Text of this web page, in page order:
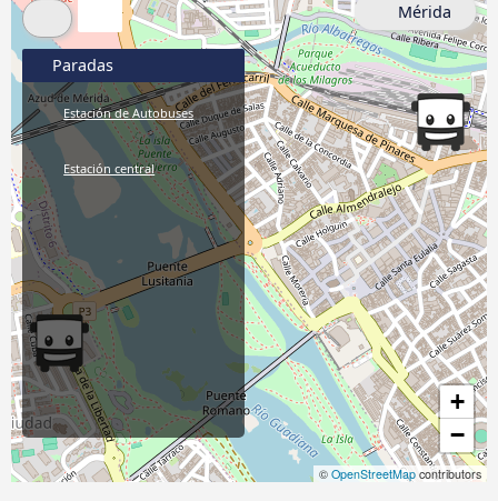
+
−
© OpenStreetMap contributors
Paradas
Estación de Autobuses
Estación central
Mérida